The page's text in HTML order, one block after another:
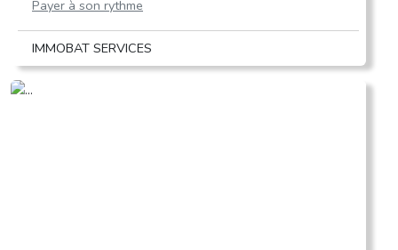
Payer à son rythme
IMMOBAT SERVICES